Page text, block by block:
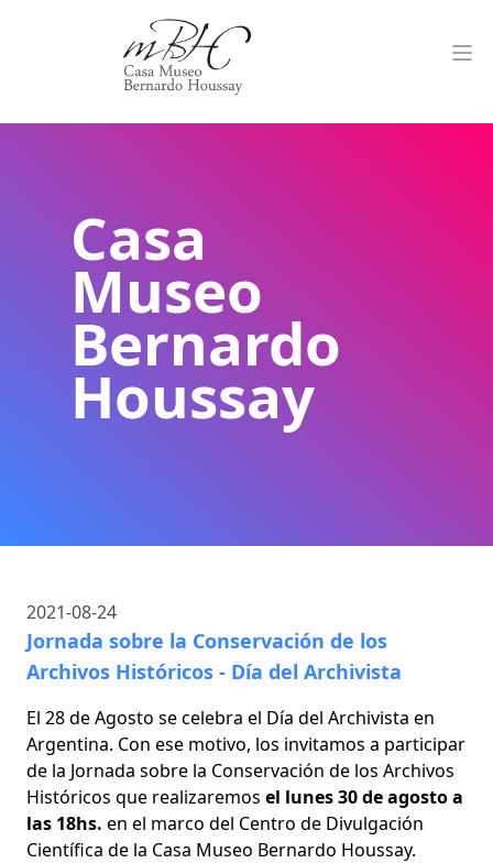
Casa
Museo
Bernardo
Houssay
2021-08-24
Jornada sobre la Conservación de los
Archivos Históricos - Día del Archivista
El 28 de Agosto se celebra el Día del Archivista en
Argentina. Con ese motivo, los invitamos a participar
de la Jornada sobre la Conservación de los Archivos
Históricos que realizaremos el lunes 30 de agosto a
las 18hs. en el marco del Centro de Divulgación
Científica de la Casa Museo Bernardo Houssay.